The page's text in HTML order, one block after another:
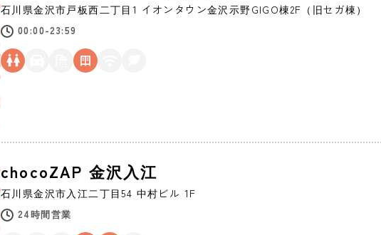
石川県金沢市戸板西二丁目1 イオンタウン金沢示野GIGO棟2F（旧セガ棟）
00:00-23:59
chocoZAP 金沢入江
石川県金沢市入江二丁目54 中村ビル 1F
24時間営業